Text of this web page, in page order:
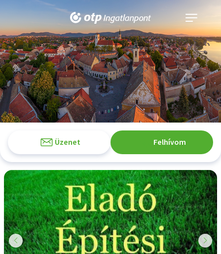
Navigáció
kinyitása
Üzenet Felhívom